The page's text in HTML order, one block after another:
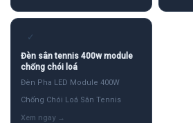
✓
Đèn sân tennis 400w module
chống chói loá
Đèn Pha LED Module 400W
Chống Chói Loá Sân Tennis